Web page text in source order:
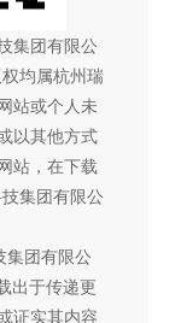
集团有限公
均属杭州瑞
站或个人未
以其他方式
站，在下载
集团有限公
团有限公
出于传递更
证实其内容